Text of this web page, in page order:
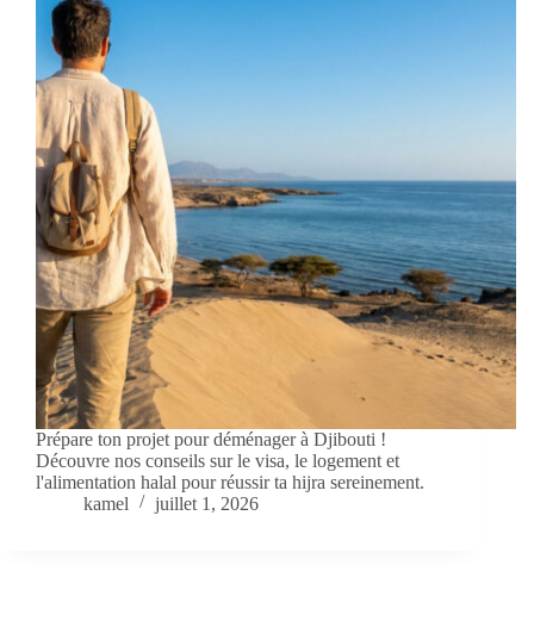
Prépare ton projet pour déménager à Djibouti !
Découvre nos conseils sur le visa, le logement et
l'alimentation halal pour réussir ta hijra sereinement.
kamel
juillet 1, 2026